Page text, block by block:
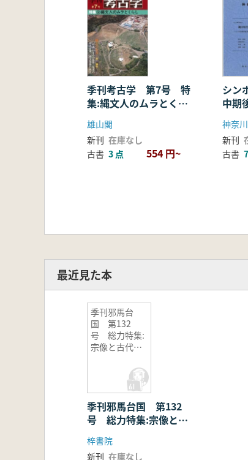
季刊考古学 第7号 特
集:縄文人のムラとくら
し
雄山閣
新刊 在庫なし
古書 3 点 554 円~
シン
中期
に加
器と
神奈
新刊
古書
最近見た本
季刊邪馬台
国 第132
号 総力特集:
宗像と古代日
季刊邪馬台国 第132
号 総力特集:宗像と古
代日本
梓書院
新刊 在庫なし